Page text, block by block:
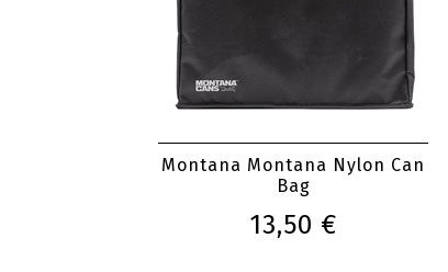
Montana Montana Nylon Can
Bag
13,50 €